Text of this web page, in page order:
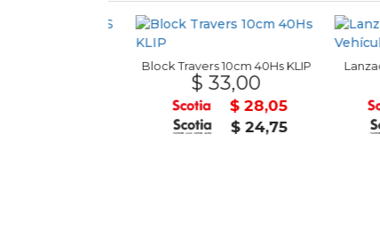
Block Travers 10cm 40Hs KLIP
$ 33,00
$ 28,05
$ 24,75
Lanzador